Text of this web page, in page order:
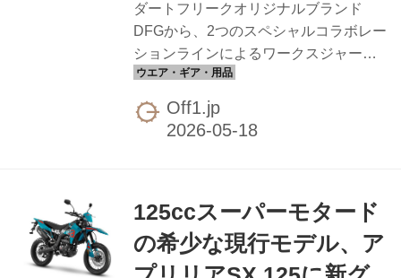
機能面では「3WAYダンピングアジャス
ター」を搭載...
ダートフリークオリジナルブランド
DFGから、2つのスペシャルコラボレー
ションラインによるワークスジャージ
＆ワークスパンツが6月下旬に発売予定
です。FMXライダー兼デザイナーの金
澤巨樹氏が手掛けるブランド「BPM」
いうDFGの線を引き直すような新作群
です。 BPMコラボのデザインは2種類
で、白黒のホリゾンタルボーダーをま
Off1.jp
125ccスーパーモタード
の希少な現行モデル、ア